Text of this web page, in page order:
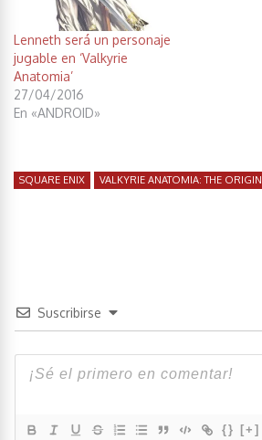
Lenneth será un personaje
jugable en ‘Valkyrie
Anatomia’
27/04/2016
En «ANDROID»
SQUARE ENIX VALKYRIE ANATOMIA: THE ORIGIN
Suscribirse
{} [+]